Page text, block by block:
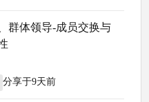
群体领导-成员交换与
分享于9天前